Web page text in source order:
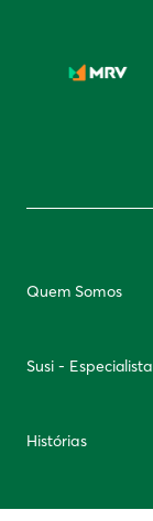
Quem Somos
Susi -
Histórias
Newsletter